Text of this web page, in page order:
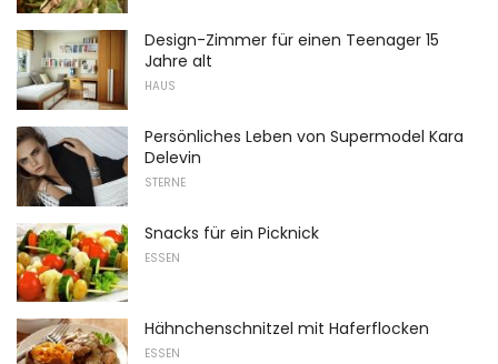
Design-Zimmer für einen Teenager 15
Jahre alt
HAUS
Persönliches Leben von Supermodel Kara
Delevin
STERNE
Snacks für ein Picknick
ESSEN
Hähnchenschnitzel mit Haferflocken
ESSEN